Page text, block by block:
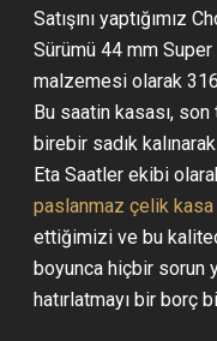
Satışını yaptığımız
Sürümü 44 mm
malzemesi olarak
Bu saatin kasası,
birebir sadık
Eta Saatler ekibi
paslanmaz çelik
ettiğimizi ve bu
boyunca hiçbir sorun
hatırlatmayı bir borç